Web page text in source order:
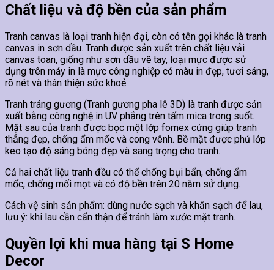
Chất liệu và độ bền của sản phẩm
Tranh canvas là loại tranh hiện đại, còn có tên gọi khác là tranh
canvas in sơn dầu. Tranh được sản xuất trên chất liệu vải
canvas toan, giống như sơn dầu vẽ tay, loại mực được sử
dụng trên máy in là mực công nghiệp có màu in đẹp, tươi sáng,
rõ nét và thân thiện sức khoẻ.
Tranh tráng gương (Tranh gương pha lê 3D) là tranh được sản
xuất bằng công nghệ in UV phẳng trên tấm mica trong suốt.
Mặt sau của tranh được bọc một lớp fomex cứng giúp tranh
thẳng đẹp, chống ẩm mốc và cong vênh. Bề mặt được phủ lớp
keo tạo độ sáng bóng đẹp và sang trọng cho tranh.
Cả hai chất liệu tranh đều có thể chống bụi bẩn, chống ẩm
mốc, chống mối mọt và có độ bền trên 20 năm sử dụng.
Cách vệ sinh sản phẩm: dùng nước sạch và khăn sạch để lau,
lưu ý: khi lau cần cẩn thận để tránh làm xước mặt tranh.
Quyền lợi khi mua hàng tại S Home
Decor